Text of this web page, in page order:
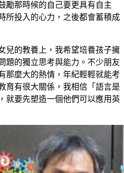
勵那時候的自己要更具有自主
所投入的心力，之後都會蓄積成
兒的教養上，我希望培養孩子擁
題的獨立思考與能力。不少朋友
那麼大的熱情，年紀輕輕就能考
育有很大關係，我相信「語言是
就要先塑造一個他們可以應用英